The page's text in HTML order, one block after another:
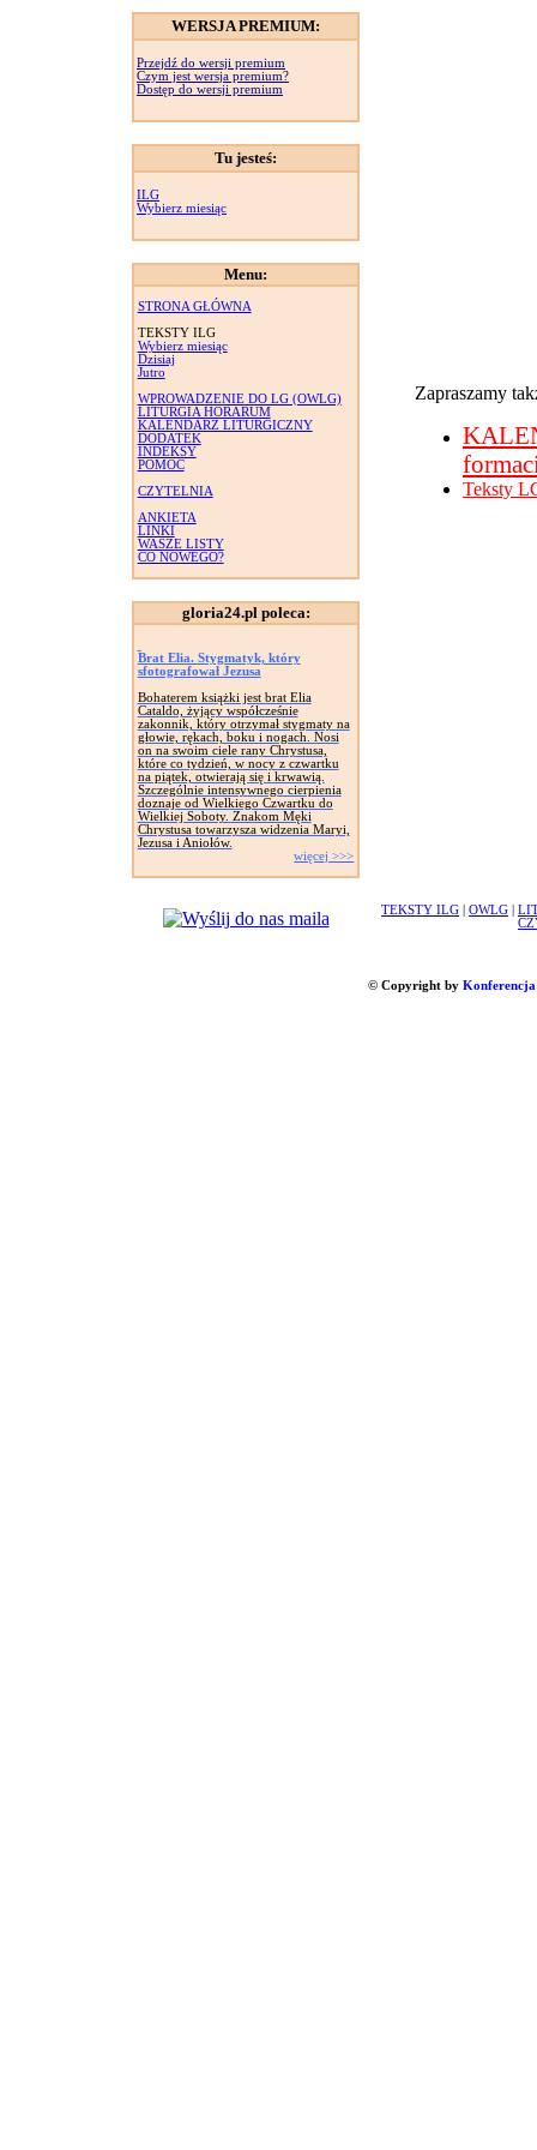
WERSJA PREMIUM:
Przejdź do wersji premium
Czym jest wersja premium?
Dostęp do wersji premium
Tu jesteś:
ILG
Wybierz miesiąc
Menu:
STRONA GŁÓWNA
TEKSTY ILG
Wybierz miesiąc
Dzisiaj
Jutro
WPROWADZENIE DO LG (OWLG)
LITURGIA HORARUM
KALENDARZ LITURGICZNY
DODATEK
INDEKSY
POMOC
CZYTELNIA
ANKIETA
LINKI
WASZE LISTY
CO NOWEGO?
gloria24.pl poleca:
Brat Elia. Stygmatyk, który
sfotografował Jezusa
Bohaterem książki jest brat Elia
Cataldo, żyjący współcześnie
zakonnik, który otrzymał stygmaty na
głowie, rękach, boku i nogach. Nosi
on na swoim ciele rany Chrystusa,
które co tydzień, w nocy z czwartku
na piątek, otwierają się i krwawią.
Szczególnie intensywnego cierpienia
doznaje od Wielkiego Czwartku do
Wielkiej Soboty. Znakom Męki
Chrystusa towarzysza widzenia Maryi,
Jezusa i Aniołów.
więcej >>>
Zapraszamy
Teksty
TEKSTY ILG OWLG
© Copyright by Konferencja